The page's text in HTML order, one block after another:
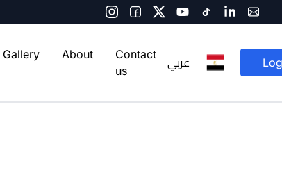
Gallery About
Contact
us
عربي